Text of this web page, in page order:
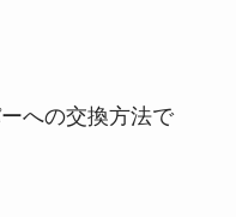
への交換方法で